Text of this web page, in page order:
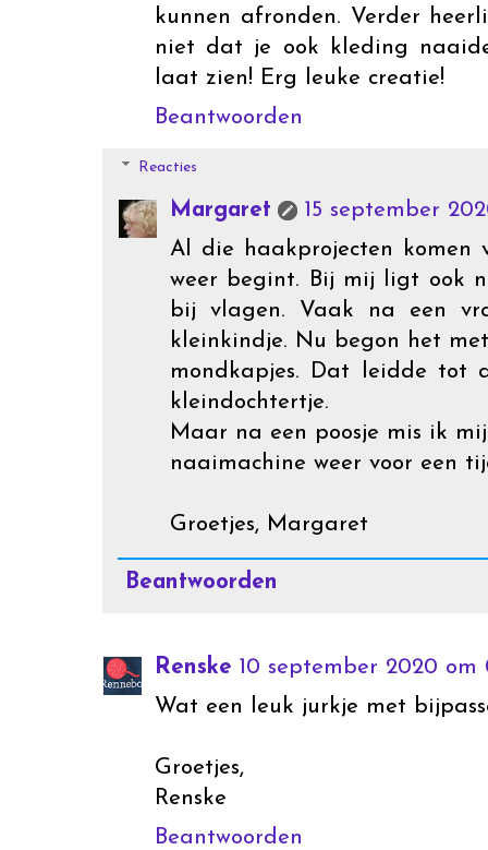
kunnen afronden. Verder
niet dat je ook kleding
laat zien! Erg leuke creatie!
Beantwoorden
Reacties
Margaret
15 september
Al die haakprojecten komen
weer begint. Bij mij ligt ook
bij vlagen. Vaak na een
kleinkindje. Nu begon het
mondkapjes. Dat leidde tot
kleindochtertje.
Maar na een poosje mis ik
naaimachine weer voor een
Groetjes, Margaret
Beantwoorden
Renske 10 september 2020 om
Wat een leuk jurkje met
Groetjes,
Renske
Beantwoorden